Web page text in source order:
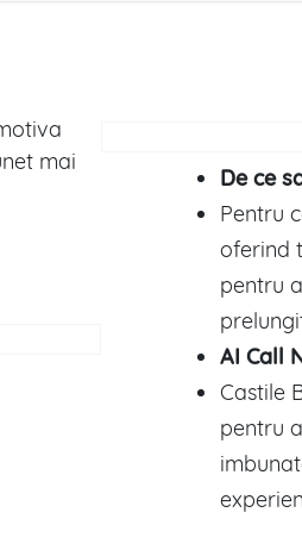
mai
De ce
Pentru
oferind
pentru
AI Call
Castile
pentru